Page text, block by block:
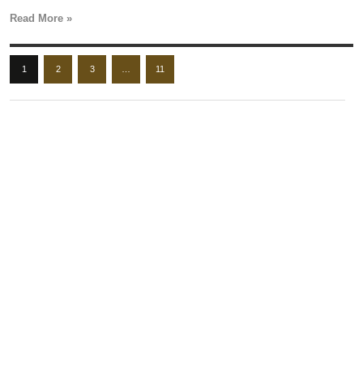
Read More »
1 2 3 11